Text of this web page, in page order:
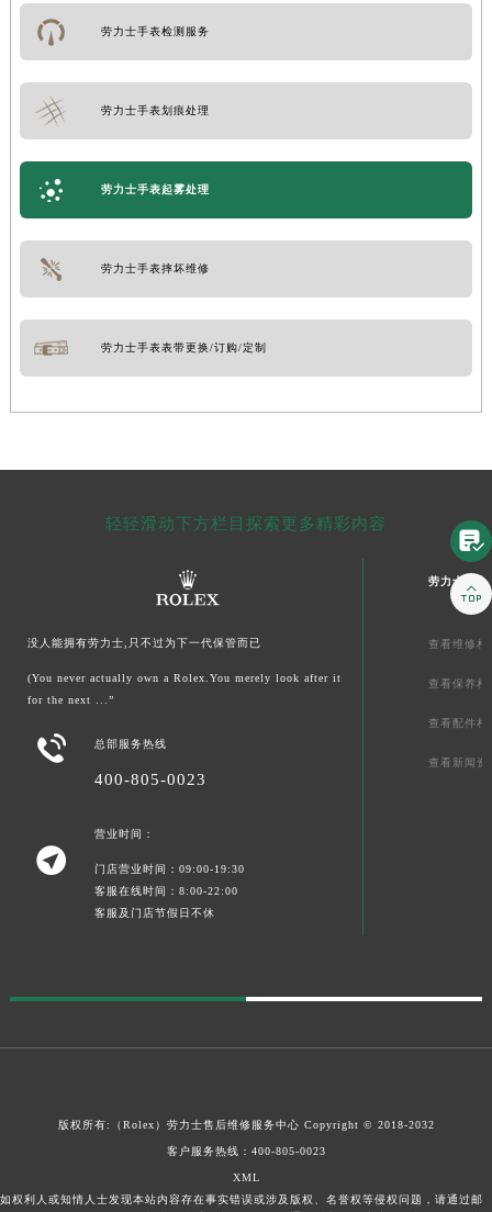
劳力士手表检测服务
劳力士手表划痕处理
劳力士手表起雾处理
劳力士手表摔坏维修
劳力士手表表带更换/订购/定制
轻轻滑动下方栏目探索更多精彩内容
没人能拥有劳力士,只不过为下一代保管而已
(You never actually own a Rolex.You merely look after it
for the next ...”
 总部服务热线
400-805-0023

营业时间：
门店营业时间：09:00-19:30
客服在线时间：8:00-22:00
客服及门店节假日不休
劳力士文章
查看维修相
查看保养相
查看配件相
查看新闻资
版权所有:（Rolex） 劳力士售后维修服务中心 Copyright © 2018-2032
客户服务热线： 400-805-0023
XML
如权利人或知情人士发现本站内容存在事实错误或涉及版权、名誉权等侵权问题，请通过邮

